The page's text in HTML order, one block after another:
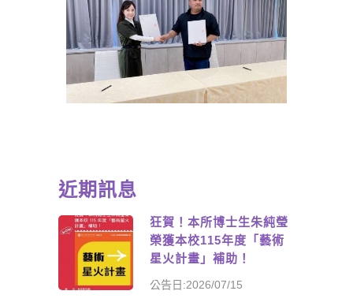
近期訊息
狂賀！本所博士生朱純瑩
榮獲本校115年度「藝術
星火計畫」補助！
公告日:2026/07/15